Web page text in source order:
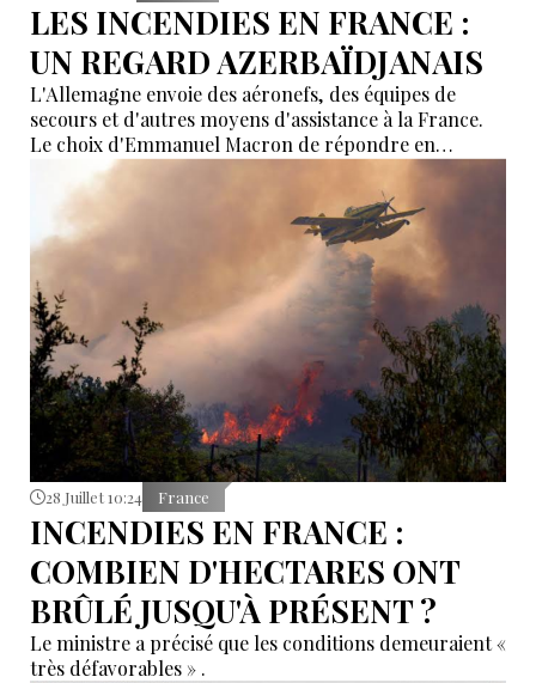
LES INCENDIES EN FRANCE :
UN REGARD AZERBAÏDJANAIS
L'Allemagne envoie des aéronefs, des équipes de
secours et d'autres moyens d'assistance à la France.
Le choix d'Emmanuel Macron de répondre en
allemand a eu une portée symbolique.
28 Juillet 10:24 France
INCENDIES EN FRANCE :
COMBIEN D'HECTARES ONT
BRÛLÉ JUSQU'À PRÉSENT ?
Le ministre a précisé que les conditions demeuraient «
très défavorables » .